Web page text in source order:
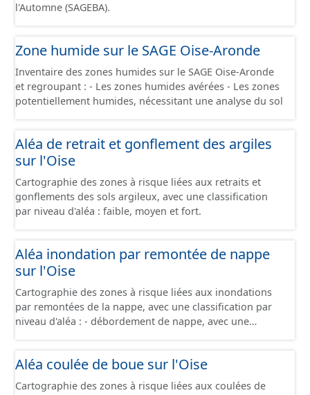
l'Automne (SAGEBA).
Zone humide sur le SAGE Oise-Aronde
Inventaire des zones humides sur le SAGE Oise-Aronde
et regroupant : - Les zones humides avérées - Les zones
potentiellement humides, nécessitant une analyse du sol
Aléa de retrait et gonflement des argiles
sur l'Oise
Cartographie des zones à risque liées aux retraits et
gonflements des sols argileux, avec une classification
par niveau d'aléa : faible, moyen et fort.
Aléa inondation par remontée de nappe
sur l'Oise
Cartographie des zones à risque liées aux inondations
par remontées de la nappe, avec une classification par
niveau d'aléa : - débordement de nappe, avec une
faible - inondations de cave, avec une fiabilité forte -
inondations de cave, avec une fiabilité moyenne -
Aléa coulée de boue sur l'Oise
Cartographie des zones à risque liées aux coulées de